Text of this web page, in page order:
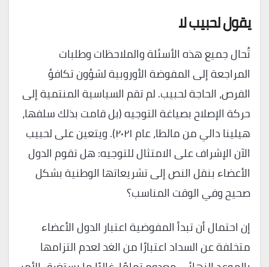
يقول لحبيب لا
تُحال جميع هذه الأسئلة والملاحظات وطلبات
المراجعة إلى المفوضة الأوروبية لشؤون تكافؤ
الفرص، الحاجة لحبيب. لم تقم السياسية المنتمية إلى
حركة الإصلاح بصياغة التوجيه (بل قامت بذلك سلفها،
هيلينا دالي من مالطا، عام ٢٠٢١). ويتعين على لحبيب
الآن الإشراف على الامتثال للتوجيه: هل تقوم الدول
الأعضاء بنقل النص إلى تشريعاتها الوطنية بشكل
صحيح وفي الوقت المناسب؟
إن احتمال أن تبدأ المفوضية اعتبار الدول الأعضاء
متخلفة عن السداد اعتبارًا من الغد لعدم التزامها